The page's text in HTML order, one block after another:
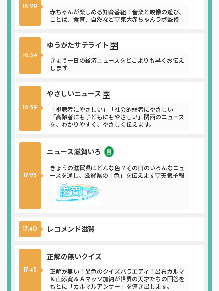
16:29
赤ちゃんが楽しめる知育番組！音楽と映像の遊び、
ことば、食育、自然など▽東大赤ちゃんラボ監修
16:54
ゆうがたサテライト
きょう一日の経済ニュースをどこよりも早くお伝え
します
16:59
やさしいニュース
「視聴者にやさしい」「社会的弱者にやさしい」
「高齢者にも子どもにもやさしい」関西のニュース
を、わかりやすく、やさしく伝えます。
17:25
ニュース滋賀いろ
きょうの滋賀県はどんな色？その日のいろんなニュ
ースを通し、滋賀県の「色」を伝えます▽天気予報
17:40 レコメンド滋賀
17:45
正解の無いクイズ
正解が無い！異色のクイズバラエティ！呂布カルマ
＆山添寛＆Ａマッソ加納が世界の天才たちの回答を
もとに「カルマルアンサー」を導き出します。